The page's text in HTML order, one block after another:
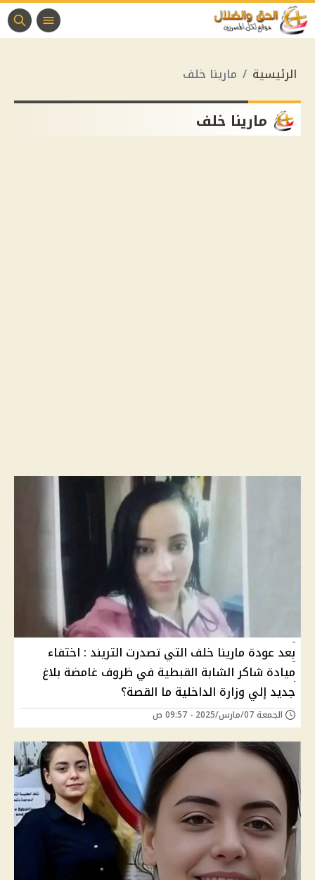
الرئيسية مارينا خلف
مارينا خلف
بعد عودة مارينا خلف التي تصدرت التريند : اختفاء
ميادة شاكر الشابة القبطية في ظروف غامضة بلاغ
جديد إلي وزارة الداخلية ما القصة؟
الجمعة 07/مارس/2025 - 09:57 ص